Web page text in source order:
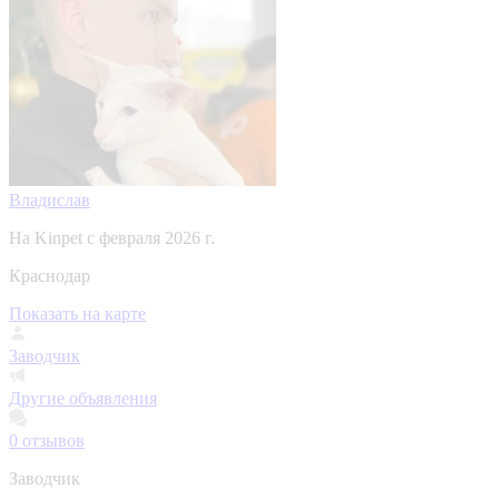
Владислав
На Kinpet c февраля 2026 г.
Краснодар
Показать на карте
Заводчик
Другие объявления
0 отзывов
Заводчик